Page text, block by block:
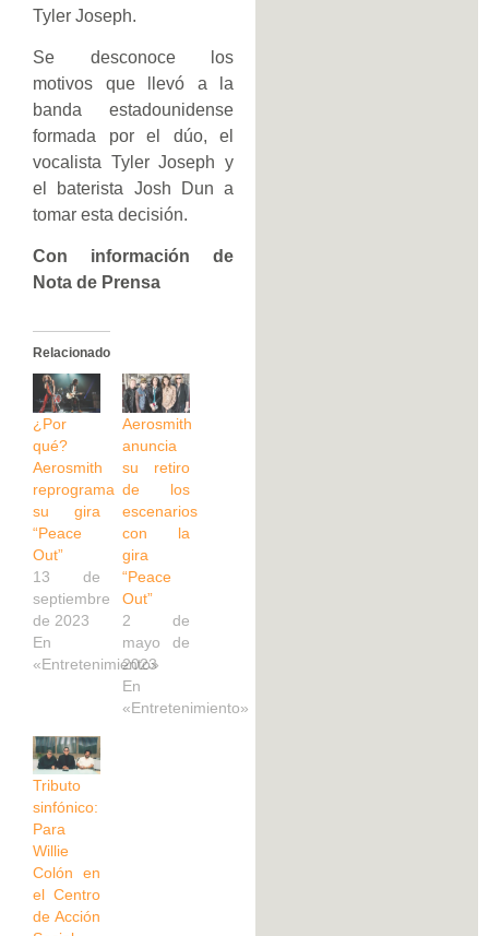
Tyler Joseph.
Se desconoce los
motivos que llevó a la
banda estadounidense
formada por el dúo, el
vocalista Tyler Joseph y
el baterista Josh Dun a
tomar esta decisión.
Con información de
Nota de Prensa
Relacionado
¿Por
qué?
Aerosmith
reprograma
su gira
“Peace
Out”
13 de
septiembre
de 2023
En
«Entretenimiento»
Aerosmith
anuncia
su retiro
de los
escenarios
con la
gira
“Peace
Out”
2 de
mayo de
2023
En
«Entretenimiento»
Tributo
sinfónico:
Para
Willie
Colón en
el Centro
de Acción